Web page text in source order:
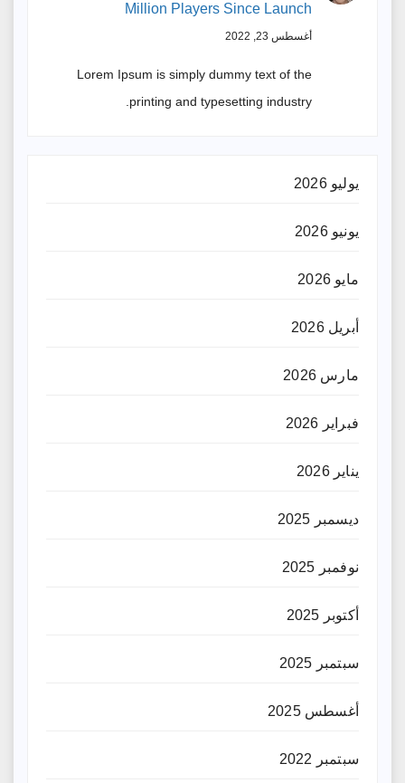
Million Players Since Launch
أغسطس 23, 2022
Lorem Ipsum is simply dummy text of the
printing and typesetting industry.
يوليو 2026
يونيو 2026
مايو 2026
أبريل 2026
مارس 2026
فبراير 2026
يناير 2026
ديسمبر 2025
نوفمبر 2025
أكتوبر 2025
سبتمبر 2025
أغسطس 2025
سبتمبر 2022